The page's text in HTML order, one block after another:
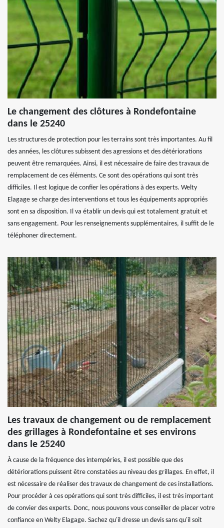
Le changement des clôtures à Rondefontaine
dans le 25240
Les structures de protection pour les terrains sont très importantes. Au fil
des années, les clôtures subissent des agressions et des détériorations
peuvent être remarquées. Ainsi, il est nécessaire de faire des travaux de
remplacement de ces éléments. Ce sont des opérations qui sont très
difficiles. Il est logique de confier les opérations à des experts. Welty
Elagage se charge des interventions et tous les équipements appropriés
sont en sa disposition. Il va établir un devis qui est totalement gratuit et
sans engagement. Pour les renseignements supplémentaires, il suffit de le
téléphoner directement.
Les travaux de changement ou de remplacement
des grillages à Rondefontaine et ses environs
dans le 25240
À cause de la fréquence des intempéries, il est possible que des
détériorations puissent être constatées au niveau des grillages. En effet, il
est nécessaire de réaliser des travaux de changement de ces installations.
Pour procéder à ces opérations qui sont très difficiles, il est très important
de convier des experts. Donc, nous pouvons vous conseiller de placer votre
confiance en Welty Elagage. Sachez qu'il dresse un devis sans qu'il soit